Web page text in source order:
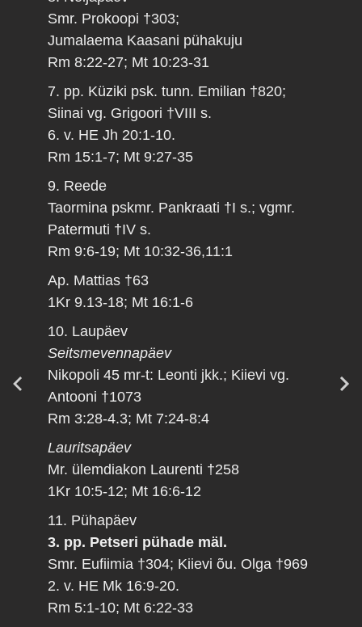
Smr. Prokoopi †303;
Jumalaema Kaasani pühakuju
Rm 8:22-27; Mt 10:23-31
7. pp. Küziki psk. tunn. Emilian †820;
Siinai vg. Grigoori †VIII s.
6. v. HE Jh 20:1-10.
Rm 15:1-7; Mt 9:27-35
9. Reede
Taormina pskmr. Pankraati †I s.; vgmr.
Patermuti †IV s.
Rm 9:6-19; Mt 10:32-36,11:1
Ap. Mattias †63
1Kr 9.13-18; Mt 16:1-6
10. Laupäev
Seitsmevennapäev
Nikopoli 45 mr-t: Leonti jkk.; Kiievi vg.
Antooni †1073
Rm 3:28-4.3; Mt 7:24-8:4
Lauritsapäev
Mr. ülemdiakon Laurenti †258
1Kr 10:5-12; Mt 16:6-12
11. Pühapäev
3. pp. Petseri pühade mäl.
Smr. Eufiimia †304; Kiievi õu. Olga †969
2. v. HE Mk 16:9-20.
Rm 5:1-10; Mt 6:22-33